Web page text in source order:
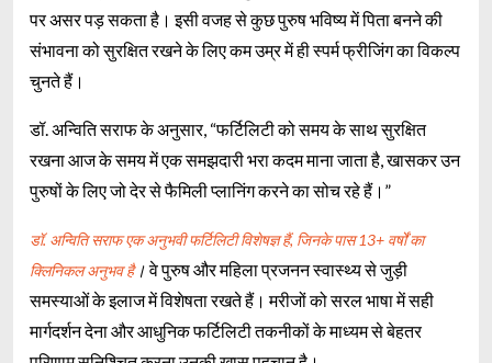
पर असर पड़ सकता है। इसी वजह से कुछ पुरुष भविष्य में पिता बनने की
संभावना को सुरक्षित रखने के लिए कम उम्र में ही स्पर्म फ्रीजिंग का विकल्प
चुनते हैं।
डॉ. अन्विति सराफ के अनुसार, “फर्टिलिटी को समय के साथ सुरक्षित
रखना आज के समय में एक समझदारी भरा कदम माना जाता है, खासकर उन
पुरुषों के लिए जो देर से फैमिली प्लानिंग करने का सोच रहे हैं।”
डॉ. अन्विति सराफ एक अनुभवी फर्टिलिटी विशेषज्ञ हैं, जिनके पास 13+ वर्षों का
क्लिनिकल अनुभव है।वे पुरुष और महिला प्रजनन स्वास्थ्य से जुड़ी
समस्याओं के इलाज में विशेषता रखते हैं। मरीजों को सरल भाषा में सही
मार्गदर्शन देना और आधुनिक फर्टिलिटी तकनीकों के माध्यम से बेहतर